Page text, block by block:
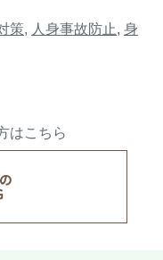
策, 人身事故防止, 身
はこちら